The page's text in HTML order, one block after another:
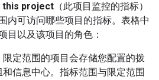
this project （此项目监控的指标）
内可访问哪些项目的指标。表格中
目以及该项目的角色：
限定范围的项目会存储您配置的拨
信息中心。指标范围与限定范围